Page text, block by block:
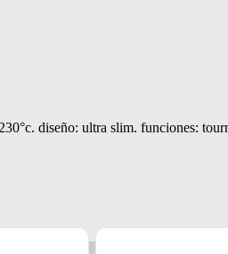
diseño: ultra slim. funciones: